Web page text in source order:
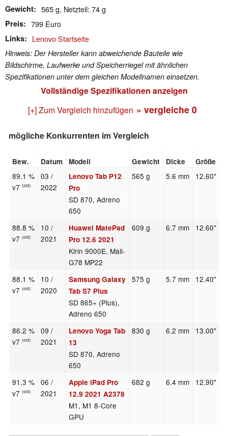
Gewicht 565 g, Netzteil: 74 g
Preis 799 Euro
Links Lenovo Startseite
Hinweis: Der Hersteller kann abweichende Bauteile wie
Bildschirme, Laufwerke und Speicherriegel mit ähnlichen
Spezifikationen unter dem gleichen Modellnamen einsetzen.
Vollständige Spezifikationen anzeigen
[+] Zum Vergleich hinzufügen » vergleiche 0
mögliche Konkurrenten im Vergleich
Bew. Datum Modell Gewicht Dicke Größe
89.1 %
v7(old)
03 /
2022
Lenovo Tab P12
Pro
SD 870, Adreno
650
565 g 5.6 mm 12.60"
88.8 %
v7(old)
10 /
2021
Huawei MatePad
Pro 12.6 2021
Kirin 9000E, Mali-
G78 MP22
609 g 6.7 mm 12.60"
88.1 %
v7(old)
10 /
2020
Samsung Galaxy
Tab S7 Plus
SD 865+ (Plus),
Adreno 650
575 g 5.7 mm 12.40"
86.2 %
v7(old)
09 /
2021
Lenovo Yoga Tab
13
SD 870, Adreno
650
830 g 6.2 mm 13.00"
91.3 %
v7(old)
06 /
2021
Apple iPad Pro
12.9 2021 A2378
M1, M1 8-Core
GPU
682 g 6.4 mm 12.90"